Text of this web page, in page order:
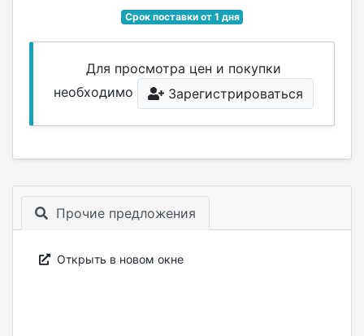
Срок поставки от 1 дня
Для просмотра цен и покупки
необходимо
Зарегистрироваться
Прочие предложения
Открыть в новом окне